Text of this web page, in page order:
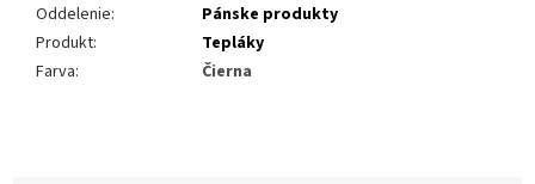
Oddelenie:
Pánske produkty
Produkt:
Tepláky
Farva: Čierna